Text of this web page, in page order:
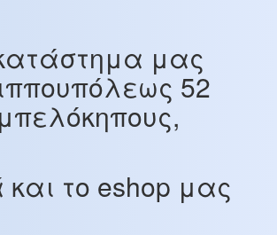
μας
52
το eshop μας